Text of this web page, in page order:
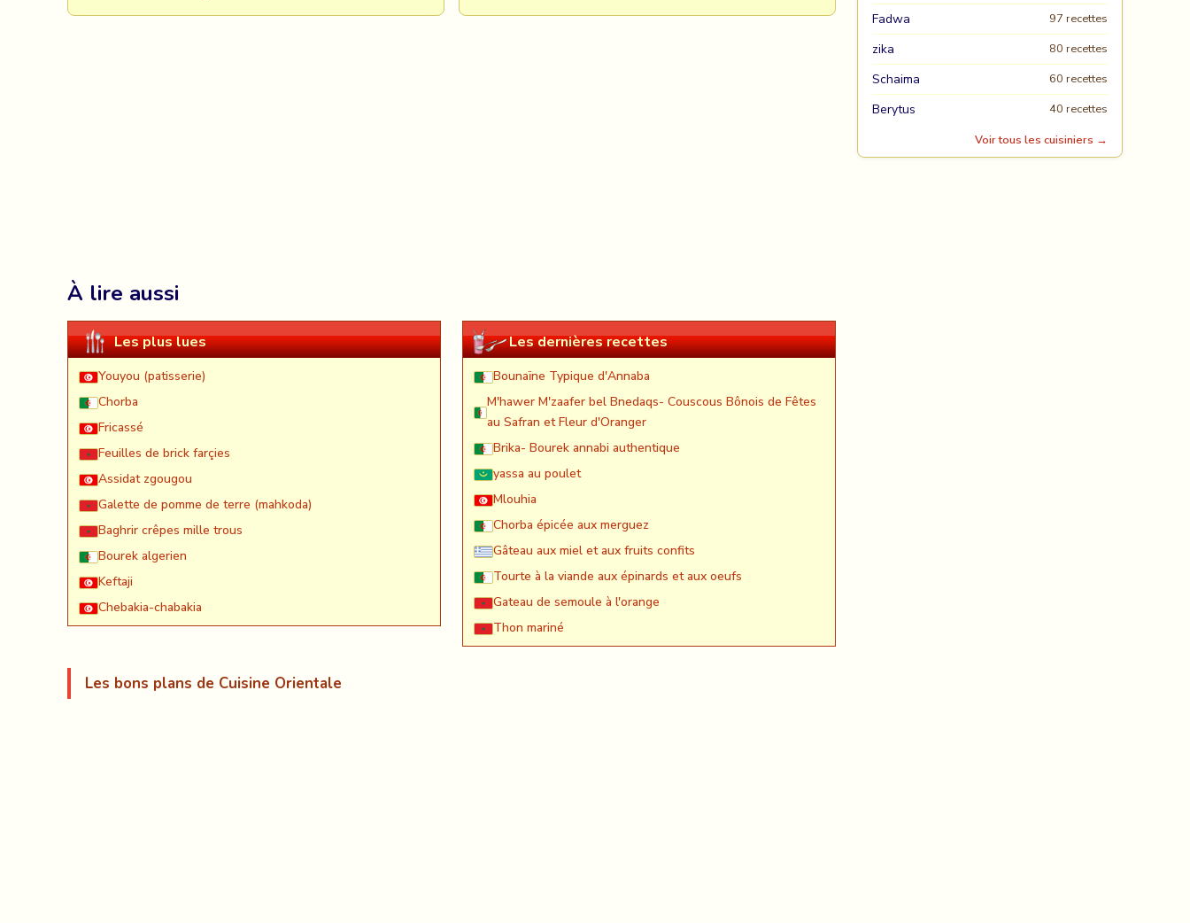
À lire aussi
Les plus lues
Youyou (patisserie)
Chorba
Fricassé
Feuilles de brick farçies
Assidat zgougou
Galette de pomme de terre (mahkoda)
Baghrir crêpes mille trous
Bourek algerien
Keftaji
Chebakia-chabakia
Les dernières recettes
Bounaïne Typique d'Annaba
M'hawer M'zaafer bel Bnedaqs- Couscous Bônois de Fêtes
au Safran et Fleur d'Oranger
Brika- Bourek annabi authentique
yassa au poulet
Mlouhia
Chorba épicée aux merguez
Gâteau aux miel et aux fruits confits
Tourte à la viande aux épinards et aux oeufs
Gateau de semoule à l'orange
Thon mariné
Les bons plans de Cuisine Orientale
Fadwa 97 recettes
zika 80 recettes
Schaima 60 recettes
Berytus
40 recettes
Voir tous les cuisiniers →